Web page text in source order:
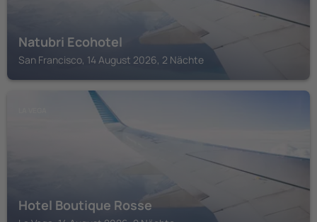
Natubri Ecohotel
San Francisco, 14 August 2026, 2 Nächte
Hotel Boutique Rosse